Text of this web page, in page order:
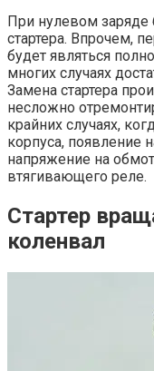
При нулевом
стартера. Впрочем,
будет являться
многих случаях
Замена стартера
несложно
крайних случаях,
корпуса, появление
напряжение на
втягивающего реле.
Стартер
коленвал